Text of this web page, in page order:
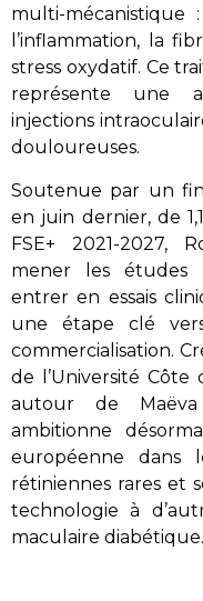
multi-
l’inflammation, la
stress oxydatif. Ce
représente une
injections
douloureuses.
Soutenue par un
en juin dernier, de
FSE+ 2021-2027,
mener les études
entrer en essais
une étape clé
commercialisation.
de l’Université Côte
autour de
ambitionne
européenne dans
rétiniennes rares et
technologie à
maculaire diabétique.